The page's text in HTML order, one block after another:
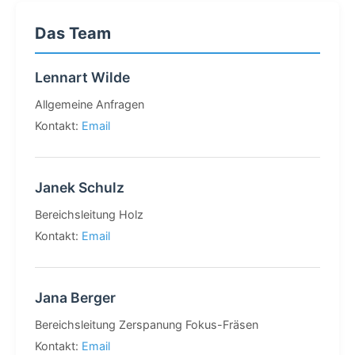
Das Team
Lennart Wilde
Allgemeine Anfragen
Kontakt: Email
Janek Schulz
Bereichsleitung Holz
Kontakt: Email
Jana Berger
Bereichsleitung Zerspanung Fokus-Fräsen
Kontakt: Email